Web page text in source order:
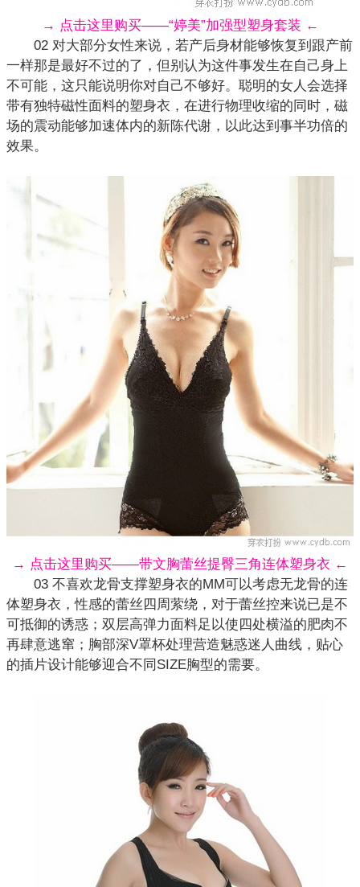
→ 点击这里购买——“婷美”加强型塑身套装 ←
02 对大部分女性来说，若产后身材能够恢复到跟产前
一样那是最好不过的了，但别认为这件事发生在自己身上
不可能，这只能说明你对自己不够好。聪明的女人会选择
带有独特磁性面料的塑身衣，在进行物理收缩的同时，磁
场的震动能够加速体内的新陈代谢，以此达到事半功倍的
效果。
→ 点击这里购买——带文胸蕾丝提臀三角连体塑身衣 ←
03 不喜欢龙骨支撑塑身衣的MM可以考虑无龙骨的连
体塑身衣，性感的蕾丝四周萦绕，对于蕾丝控来说已是不
可抵御的诱惑；双层高弹力面料足以使四处横溢的肥肉不
再肆意逃窜；胸部深V罩杯处理营造魅惑迷人曲线，贴心
的插片设计能够迎合不同SIZE胸型的需要。